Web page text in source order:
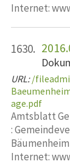
Internet:
1630.
URL: /
age.pdf
Amtsblatt
:
Bäumenheim
Internet: